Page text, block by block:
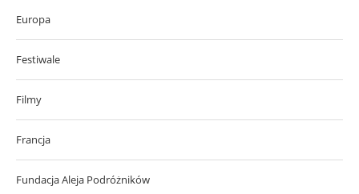
Europa
Festiwale
Filmy
Francja
Fundacja Aleja Podróżników